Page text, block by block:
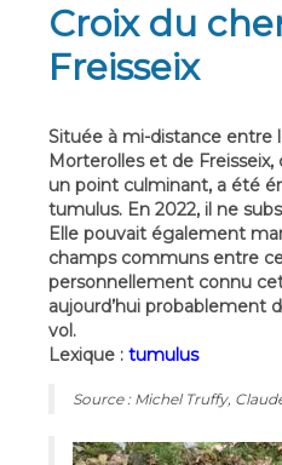
Croix du
Freisseix
Située à mi-distance entre
Morterolles et de
un point culminant, a été
tumulus. En 2022, il ne
Elle pouvait également
champs communs entre
personnellement connu
aujourd’hui probablement
vol.
Lexique : tumulus
Source : Michel Truffy,